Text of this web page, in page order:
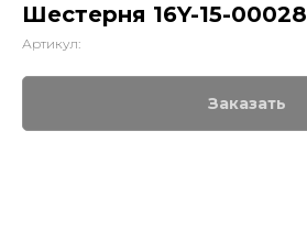
Шестерня 16Y-15-00028
Артикул:
Заказать